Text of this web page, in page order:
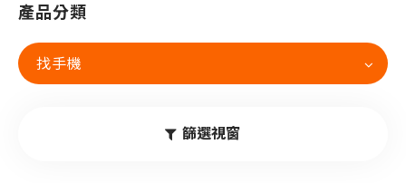
篩選視窗
產品分類
找手機